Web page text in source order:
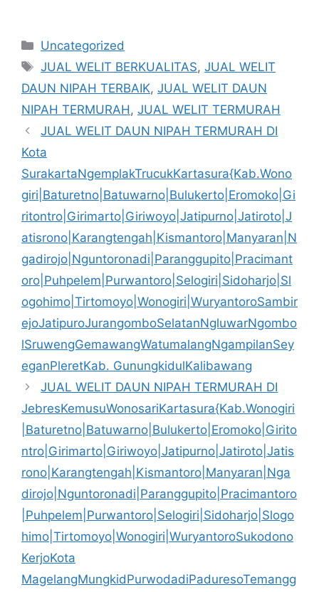
Kategori
Uncategorized
Tag
JUAL WELIT BERKUALITAS,JUAL WELIT
DAUN NIPAH TERBAIK, JUAL WELIT DAUN
NIPAH TERMURAH , JUAL WELIT TERMURAH
JUAL WELIT DAUN NIPAH TERMURAH DI
Kota
SurakartaNgemplakTrucukKartasura{Kab.Wono
giri|Baturetno|Batuwarno|Bulukerto|Eromoko|Gi
ritontro|Girimarto|Giriwoyo|Jatipurno|Jatiroto|J
atisrono|Karangtengah|Kismantoro|Manyaran|N
gadirojo|Nguntoronadi|Paranggupito|Pracimant
oro|Puhpelem|Purwantoro|Selogiri|Sidoharjo|Sl
ogohimo|Tirtomoyo|Wonogiri|WuryantoroSambir
ejoJatipuroJurangomboSelatanNgluwarNgombo
lSruwengGemawangWatumalangNgampilanSey
eganPleretKab. GunungkidulKalibawang
JUAL WELIT DAUN NIPAH TERMURAH DI
JebresKemusuWonosariKartasura{Kab.Wonogiri
|Baturetno|Batuwarno|Bulukerto|Eromoko|Girito
ntro|Girimarto|Giriwoyo|Jatipurno|Jatiroto|Jatis
rono|Karangtengah|Kismantoro|Manyaran|Nga
dirojo|Nguntoronadi|Paranggupito|Pracimantoro
|Puhpelem|Purwantoro|Selogiri|Sidoharjo|Slogo
himo|Tirtomoyo|Wonogiri|WuryantoroSukodono
KerjoKota
MagelangMungkidPurwodadiPaduresoTemangg